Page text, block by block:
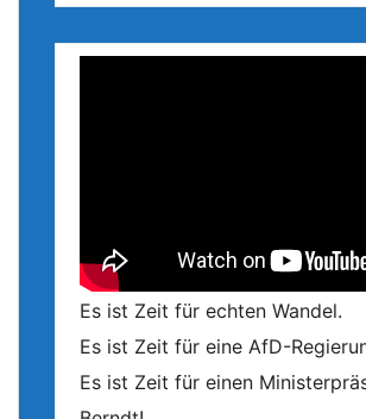
Es ist Zeit für echten Wandel.
Es ist Zeit für eine AfD-
Es ist Zeit für einen